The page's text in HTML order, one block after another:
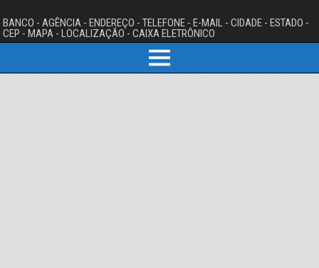
BANCO - AGÊNCIA - ENDEREÇO - TELEFONE - E-MAIL - CIDADE - ESTADO -
CEP - MAPA - LOCALIZAÇÃO - CAIXA ELETRÔNICO